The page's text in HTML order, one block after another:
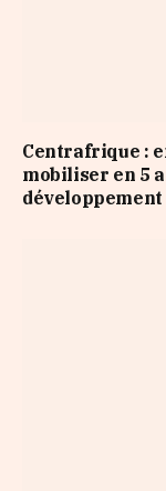
Centrafrique :
mobiliser en 5
développement